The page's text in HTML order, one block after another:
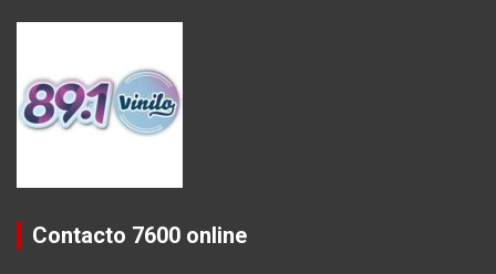
Contacto 7600 online